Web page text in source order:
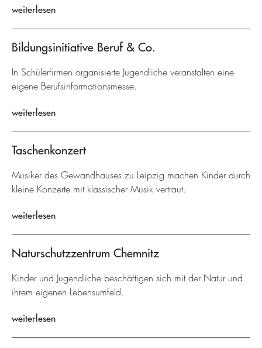
weiterlesen
Bildungsinitiative Beruf & Co.
In Schülerfirmen organisierte Jugendliche veranstalten eine
eigene Berufsinformationsmesse.
weiterlesen
Taschenkonzert
Musiker des Gewandhauses zu Leipzig machen Kinder durch
kleine Konzerte mit klassischer Musik vertraut.
weiterlesen
Naturschutzzentrum Chemnitz
Kinder und Jugendliche beschäftigen sich mit der Natur und
ihrem eigenen Lebensumfeld.
weiterlesen